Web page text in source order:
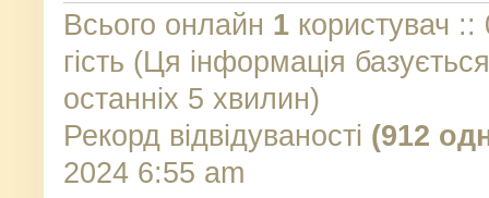
Всього онлайн 1 користувач ::
гість (Ця інформація
останніх 5 хвилин)
Рекорд відвідуваності (912
2024 6:55 am